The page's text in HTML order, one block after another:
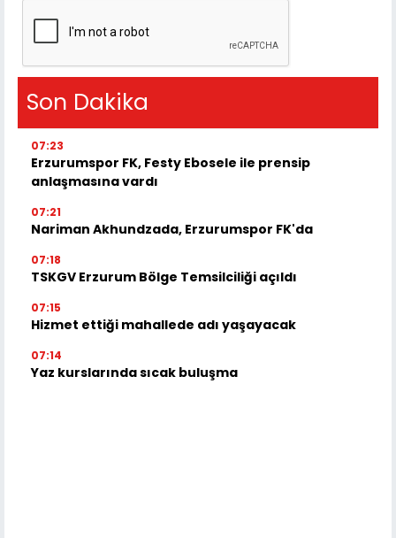
Son Dakika
07:23
Erzurumspor FK, Festy Ebosele ile prensip
anlaşmasına vardı
07:21
Nariman Akhundzada, Erzurumspor FK'da
07:18
TSKGV Erzurum Bölge Temsilciliği açıldı
07:15
Hizmet ettiği mahallede adı yaşayacak
07:14
Yaz kurslarında sıcak buluşma